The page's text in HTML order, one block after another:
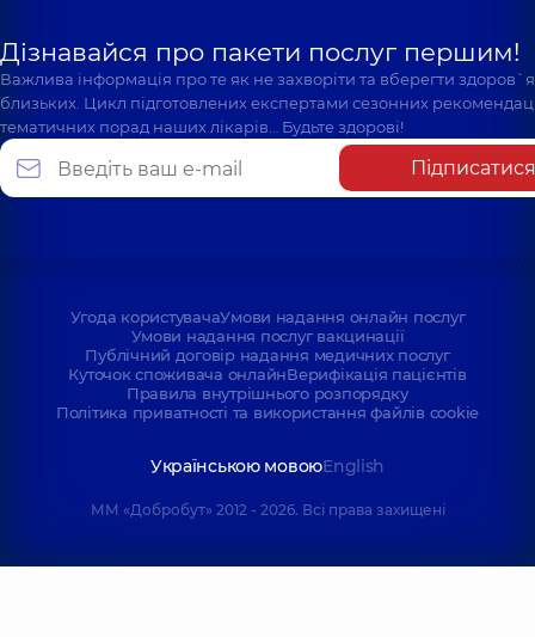
Дізнавайся про пакети послуг першим!
Важлива інформація про те як не захворіти та вберегти
близьких. Цикл підготовлених експертами сезонних
тематичних порад наших лікарів… Будьте здорові!
Підписатися
Угода користувачаУмови надання онлайн послуг
Умови надання послуг вакцинації
Публічний договір надання медичних послуг
Куточок споживача онлайнВерифікація пацієнтів
Правила внутрішнього розпорядку
Політика приватності та використання файлів cookie
Українською мовоюEnglish
ММ «Добробут» 2012 - 2026. Всі права захищені